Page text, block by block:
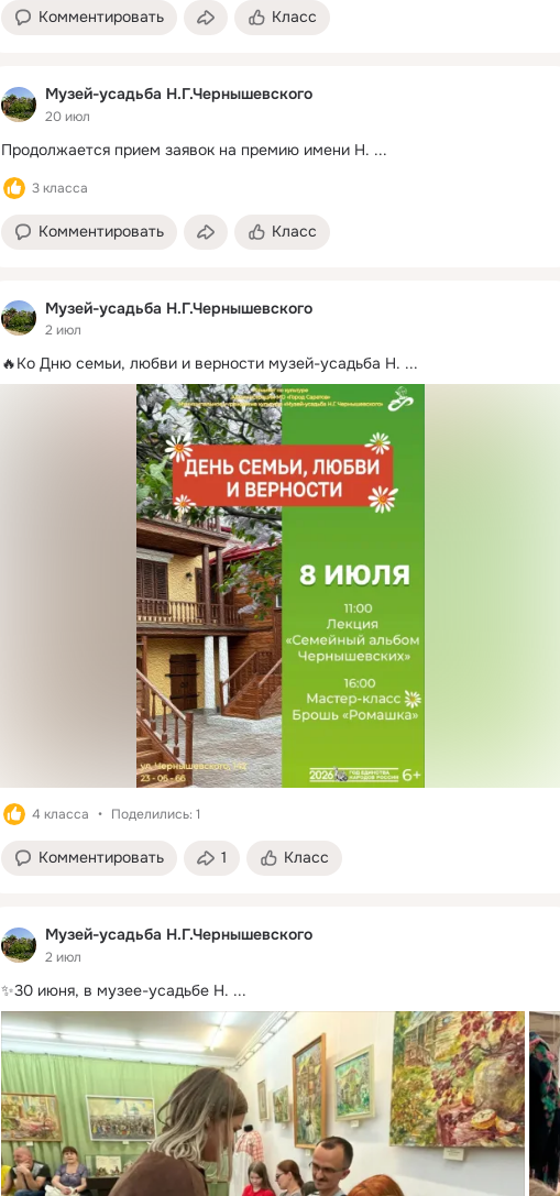
Комментировать Класс
Музей-усадьба Н.Г.Чернышевского
20 июл
Продолжается прием заявок на премию имени Н. ...
3 класса
Комментировать Класс
Музей-усадьба Н.Г.Чернышевского
2 июл
🔥Ко Дню семьи, любви и верности музей-усадьба Н. ...
4 класса Поделились: 1
Комментировать 1 Класс
Музей-усадьба Н.Г.Чернышевского
2 июл
✨30 июня, в музее-усадьбе Н. ...